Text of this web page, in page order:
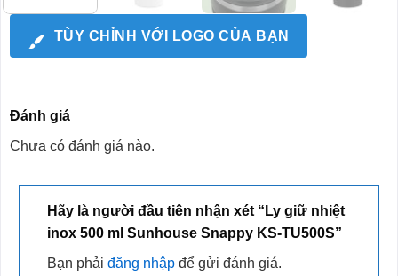
TÙY CHỈNH VỚI LOGO CỦA BẠN
Đánh giá
Chưa có đánh giá nào.
Hãy là người đầu tiên nhận xét “Ly giữ nhiệt
inox 500 ml Sunhouse Snappy KS-TU500S”
Bạn phải đăng nhậpđể gửi đánh giá.